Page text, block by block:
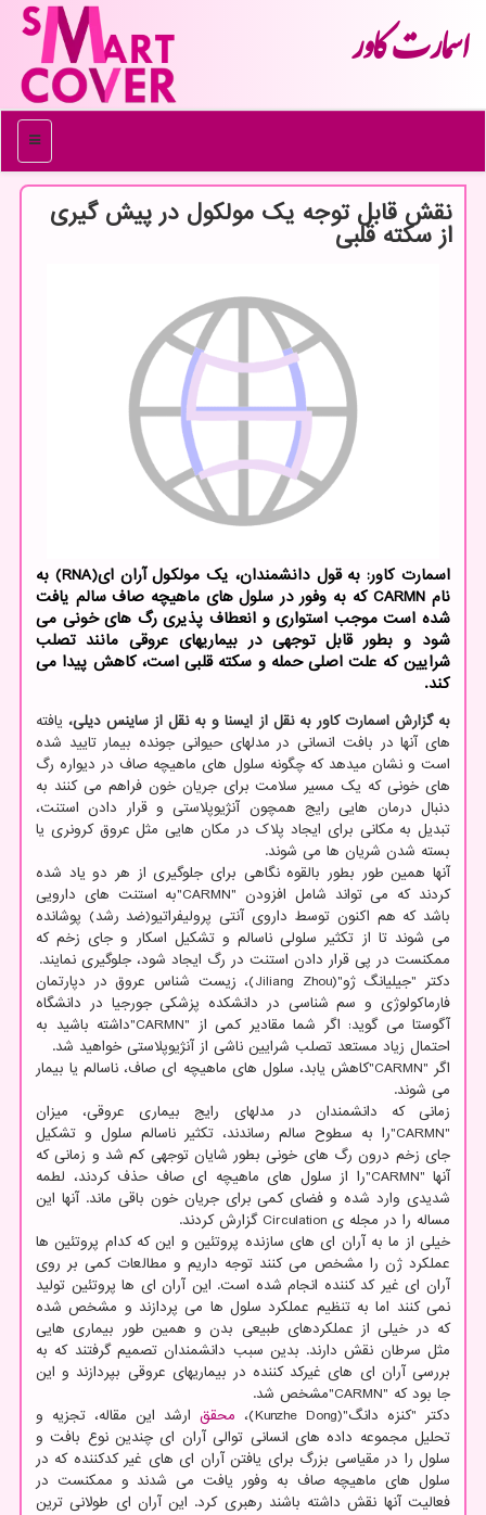
اسمارت كاور
منو
نقش قابل توجه یک مولکول در پیش گیری
از سکته قلبی
اسمارت کاور: به قول دانشمندان، یک مولکول آران ای(RNA) به
نام CARMN که به وفور در سلول های ماهیچه صاف سالم یافت
شده است موجب استواری و انعطاف پذیری رگ های خونی می
شود و بطور قابل توجهی در بیماریهای عروقی مانند تصلب
شرایین که علت اصلی حمله و سکته قلبی است، کاهش پیدا می
کند.
به گزارش اسمارت کاور به نقل از ایسنا و به نقل از ساینس دیلی، یافته
های آنها در بافت انسانی در مدلهای حیوانی جونده بیمار تایید شده
است و نشان میدهد که چگونه سلول های ماهیچه صاف در دیواره رگ
های خونی که یک مسیر سلامت برای جریان خون فراهم می کنند به
دنبال درمان هایی رایج همچون آنژیوپلاستی و قرار دادن استنت،
تبدیل به مکانی برای ایجاد پلاک در مکان هایی مثل عروق کرونری یا
بسته شدن شریان ها می شوند.
آنها همین طور بطور بالقوه نگاهی برای جلوگیری از هر دو یاد شده
کردند که می تواند شامل افزودن "CARMN"به استنت های دارویی
باشد که هم اکنون توسط داروی آنتی پرولیفراتیو(ضد رشد) پوشانده
می شوند تا از تکثیر سلولی ناسالم و تشکیل اسکار و جای زخم که
ممکنست در پی قرار دادن استنت در رگ ایجاد شود، جلوگیری نمایند.
دکتر "جیلیانگ ژو"(Jiliang Zhou)، زیست شناس عروق در دپارتمان
فارماکولوژی و سم شناسی در دانشکده پزشکی جورجیا در دانشگاه
آگوستا می گوید: اگر شما مقادیر کمی از "CARMN"داشته باشید به
احتمال زیاد مستعد تصلب شرایین ناشی از آنژیوپلاستی خواهید شد.
اگر "CARMN"کاهش یابد، سلول های ماهیچه ای صاف، ناسالم یا بیمار
می شوند.
زمانی که دانشمندان در مدلهای رایج بیماری عروقی، میزان
"CARMN"را به سطوح سالم رساندند، تکثیر ناسالم سلول و تشکیل
جای زخم درون رگ های خونی بطور شایان توجهی کم شد و زمانی که
آنها "CARMN"را از سلول های ماهیچه ای صاف حذف کردند، لطمه
شدیدی وارد شده و فضای کمی برای جریان خون باقی ماند. آنها این
مساله را در مجله ی Circulation گزارش کردند.
خیلی از ما به آران ای های سازنده پروتئین و این که کدام پروتئین ها
عملکرد ژن را مشخص می کنند توجه داریم و مطالعات کمی بر روی
آران ای غیر کد کننده انجام شده است. این آران ای ها پروتئین تولید
نمی کنند اما به تنظیم عملکرد سلول ها می پردازند و مشخص شده
که در خیلی از عملکردهای طبیعی بدن و همین طور بیماری هایی
مثل سرطان نقش دارند. بدین سبب دانشمندان تصمیم گرفتند که به
بررسی آران ای های غیرکد کننده در بیماریهای عروقی بپردازند و این
جا بود که "CARMN"مشخص شد.
دکتر "کنزه دانگ"(Kunzhe Dong)،
محقق ارشد این مقاله، تجزیه و
تحلیل مجموعه داده های انسانی توالی آران ای چندین نوع بافت و
سلول را در مقیاسی بزرگ برای یافتن آران ای های غیر کدکننده که در
سلول های ماهیچه صاف به وفور یافت می شدند و ممکنست در
فعالیت آنها نقش داشته باشند رهبری کرد. این آران ای طولانی ترین